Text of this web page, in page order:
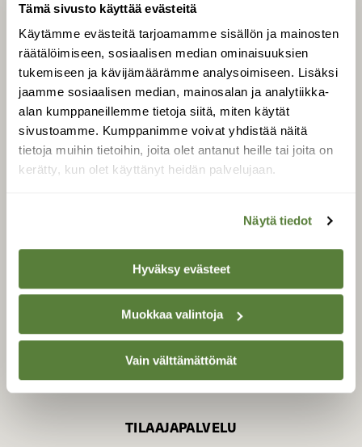
Tämä sivusto käyttää evästeitä
Käytämme evästeitä tarjoamamme sisällön ja mainosten
räätälöimiseen, sosiaalisen median ominaisuuksien
tukemiseen ja kävijämäärämme analysoimiseen. Lisäksi
jaamme sosiaalisen median, mainosalan ja analytiikka-
alan kumppaneillemme tietoja siitä, miten käytät
sivustoamme. Kumppanimme voivat yhdistää näitä
tietoja muihin tietoihin, joita olet antanut heille tai joita on
kerätty, kun olet käyttänyt heidän palvelujaan.
Näytä tiedot
Hyväksy evästeet
Muokkaa valintoja
Vain välttämättömät
Tilaa digilukuoikeus
Äänestä parasta juttua
Tilaa uutiskirje
SUOMEN LUONNON­
SUOJELU­LIITTO
Suomen Luonto -lehden
luonnonsuojelu­liitto.
TILAAJAPALVELU